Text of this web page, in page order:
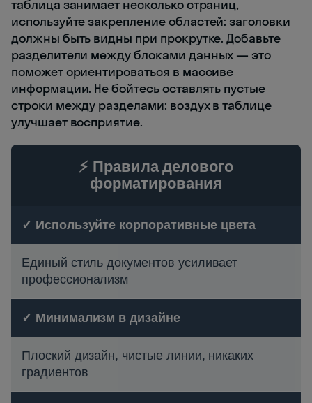
таблица занимает несколько страниц,
используйте закрепление областей: заголовки
должны быть видны при прокрутке. Добавьте
разделители между блоками данных — это
поможет ориентироваться в массиве
информации. Не бойтесь оставлять пустые
строки между разделами: воздух в таблице
улучшает восприятие.
⚡ Правила делового
форматирования
✓ Используйте корпоративные цвета
Единый стиль документов усиливает
профессионализм
✓ Минимализм в дизайне
Плоский дизайн, чистые линии, никаких
градиентов